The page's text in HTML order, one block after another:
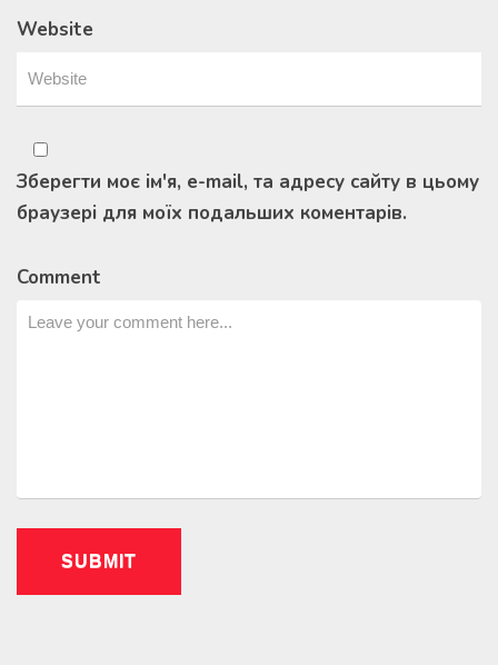
Website
Зберегти моє ім'я, e-mail, та адресу сайту в цьому
браузері для моїх подальших коментарів.
Comment